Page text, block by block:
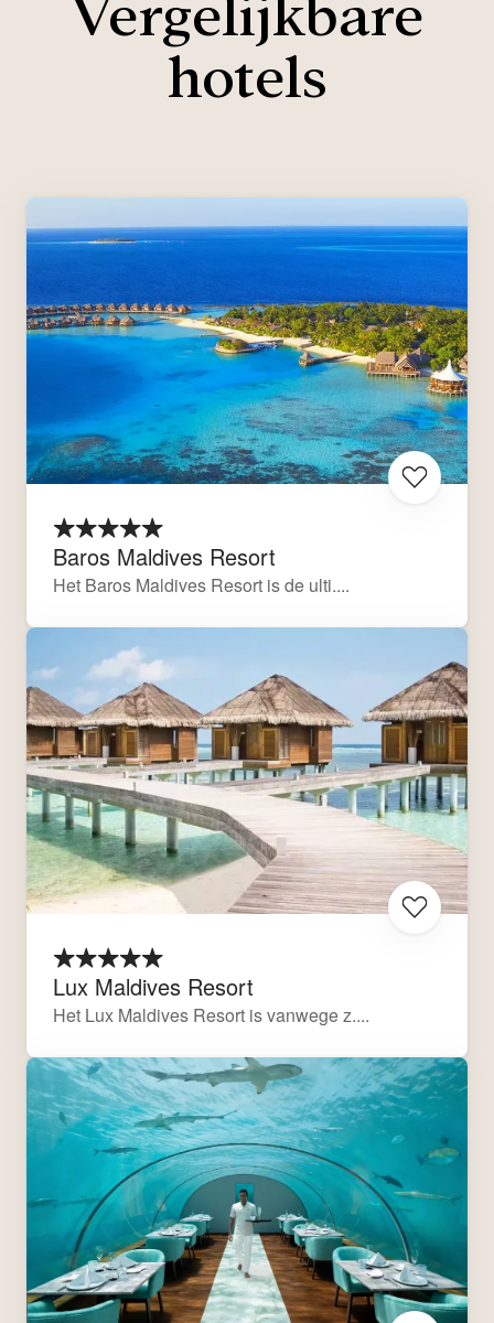
Vergelijkbare
hotels
Baros Maldives Resort
Het Baros Maldives Resort is de ulti....
Lux Maldives Resort
Het Lux Maldives Resort is vanwege z....